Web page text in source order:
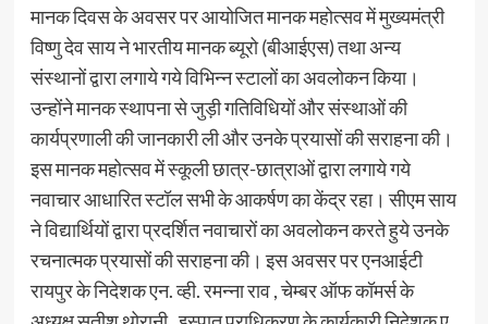
मानक दिवस के अवसर पर आयोजित मानक महोत्सव में मुख्यमंत्री
विष्णु देव साय ने भारतीय मानक ब्यूरो (बीआईएस) तथा अन्य
संस्थानों द्वारा लगाये गये विभिन्न स्टालों का अवलोकन किया।
उन्होंने मानक स्थापना से जुड़ी गतिविधियों और संस्थाओं की
कार्यप्रणाली की जानकारी ली और उनके प्रयासों की सराहना की।
इस मानक महोत्सव में स्कूली छात्र-छात्राओं द्वारा लगाये गये
नवाचार आधारित स्टॉल सभी के आकर्षण का केंद्र रहा। सीएम साय
ने विद्यार्थियों द्वारा प्रदर्शित नवाचारों का अवलोकन करते हुये उनके
रचनात्मक प्रयासों की सराहना की। इस अवसर पर एनआईटी
रायपुर के निदेशक एन. व्ही. रमन्ना राव , चेम्बर ऑफ कॉमर्स के